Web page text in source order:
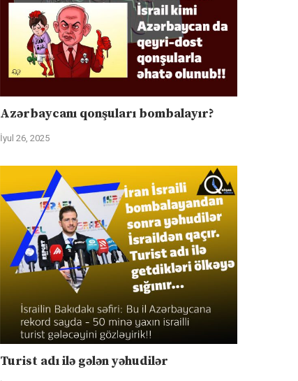
Azərbaycanı qonşuları bombalayır?
İyul 26, 2025
Turist adı ilə gələn yəhudilər